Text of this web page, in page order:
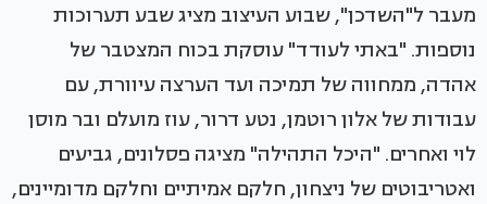
מעבר ל"השדכן", שבוע העיצוב מציג שבע תערוכות
נוספות. "באתי לעודד" עוסקת בכוח המצטבר של
אהדה, ממחווה של תמיכה ועד הערצה עיוורת, עם
עבודות של אלון רוטמן, נטע דרור, עוז מועלם ובר מוסן
לוי ואחרים. "היכל התהילה" מציגה פסלונים, גביעים
ואטריבוטים של ניצחון, חלקם אמיתיים וחלקם מדומיינים,